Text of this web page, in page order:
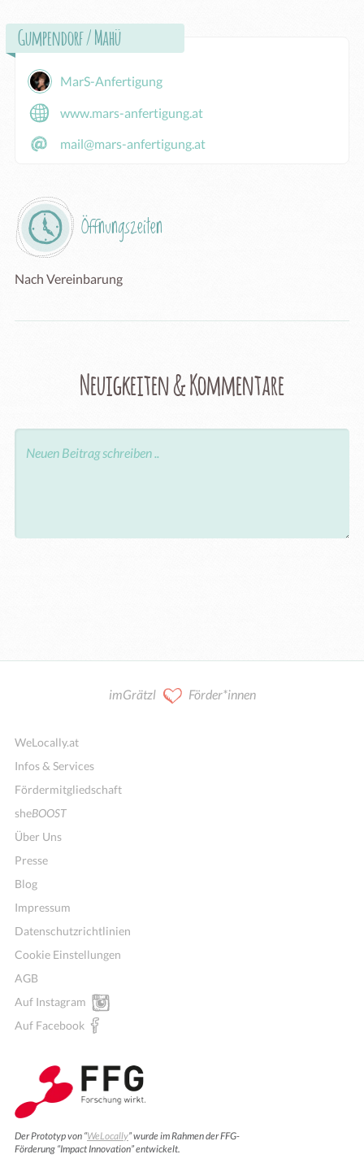
Gumpendorf / Mahü
MarS-Anfertigung
www.mars-anfertigung.at
mail@mars-anfertigung.at
Öffnungszeiten
Nach Vereinbarung
Neuigkeiten & Kommentare
imGrätzl Förder*innen
WeLocally.at
Infos & Services
Fördermitgliedschaft
sheBOOST
Über Uns
Presse
Blog
Impressum
Datenschutzrichtlinien
Cookie Einstellungen
AGB
Auf Instagram
Auf Facebook
Der Prototyp von “WeLocally” wurde im Rahmen der FFG-
Förderung “Impact Innovation” entwickelt.